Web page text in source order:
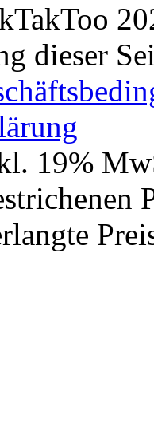
dieser
19%